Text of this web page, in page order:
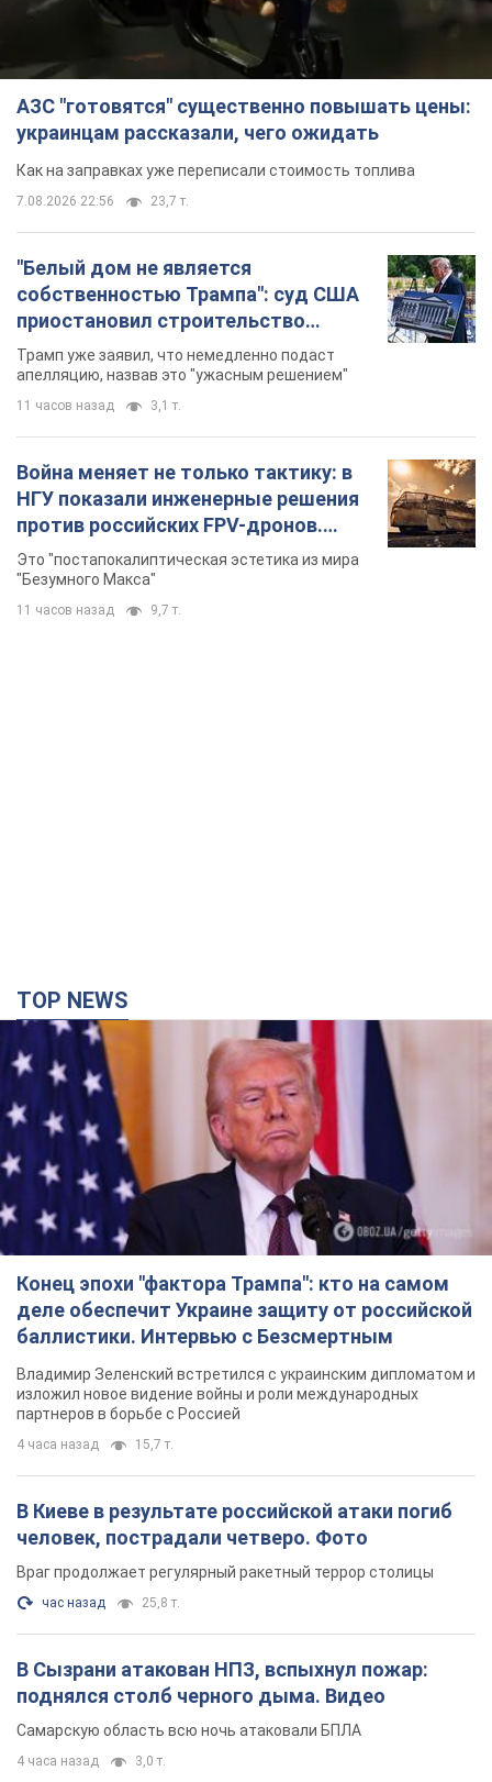
АЗС "готовятся" существенно повышать цены:
украинцам рассказали, чего ожидать
Как на заправках уже переписали стоимость топлива
7.08.2026 22:56 23,7 т.
"Белый дом не является
собственностью Трампа": суд США
приостановил строительство
бального зала стоимостью 400 млн
долларов
Трамп уже заявил, что немедленно подаст
апелляцию, назвав это "ужасным решением"
11 часов назад 3,1 т.
Война меняет не только тактику: в
НГУ показали инженерные решения
против российских FPV-дронов.
Фото
Это "постапокалиптическая эстетика из мира
"Безумного Макса"
11 часов назад 9,7 т.
TOP NEWS
Конец эпохи "фактора Трампа": кто на самом
деле обеспечит Украине защиту от российской
баллистики. Интервью с Безсмертным
Владимир Зеленский встретился с украинским дипломатом и
изложил новое видение войны и роли международных
партнеров в борьбе с Россией
4 часа назад 15,7 т.
В Киеве в результате российской атаки погиб
человек, пострадали четверо. Фото
Враг продолжает регулярный ракетный террор столицы
час назад 25,8 т.
В Сызрани атакован НПЗ, вспыхнул пожар:
поднялся столб черного дыма. Видео
Самарскую область всю ночь атаковали БПЛА
4 часа назад 3,0 т.